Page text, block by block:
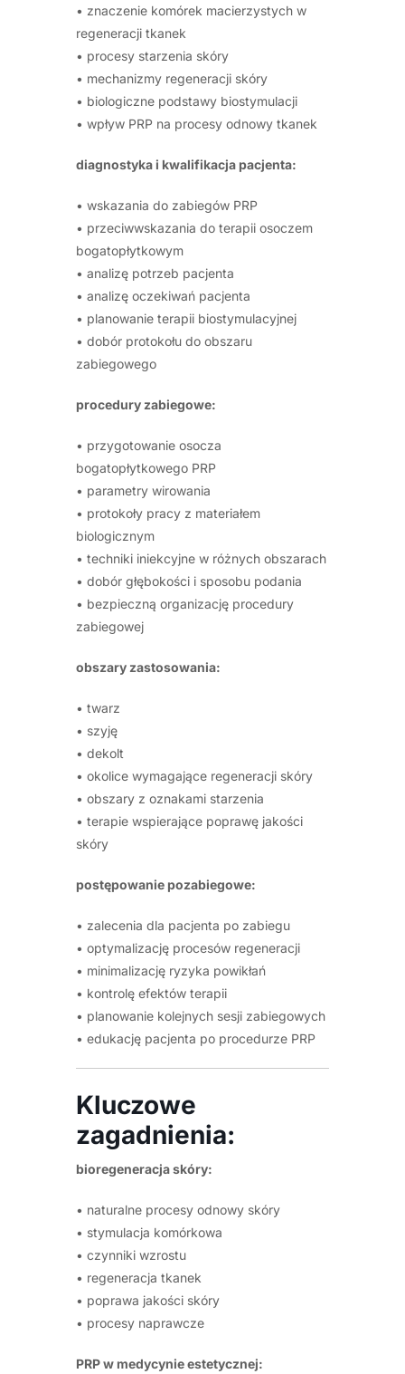
• znaczenie komórek macierzystych w
regeneracji tkanek
• procesy starzenia skóry
• mechanizmy regeneracji skóry
• biologiczne podstawy biostymulacji
• wpływ PRP na procesy odnowy tkanek
diagnostyka i kwalifikacja pacjenta:
• wskazania do zabiegów PRP
• przeciwwskazania do terapii osoczem
bogatopłytkowym
• analizę potrzeb pacjenta
• analizę oczekiwań pacjenta
• planowanie terapii biostymulacyjnej
• dobór protokołu do obszaru
zabiegowego
procedury zabiegowe:
• przygotowanie osocza
bogatopłytkowego PRP
• parametry wirowania
• protokoły pracy z materiałem
biologicznym
• techniki iniekcyjne w różnych obszarach
• dobór głębokości i sposobu podania
• bezpieczną organizację procedury
zabiegowej
obszary zastosowania:
• twarz
• szyję
• dekolt
• okolice wymagające regeneracji skóry
• obszary z oznakami starzenia
• terapie wspierające poprawę jakości
skóry
postępowanie pozabiegowe:
• zalecenia dla pacjenta po zabiegu
• optymalizację procesów regeneracji
• minimalizację ryzyka powikłań
• kontrolę efektów terapii
• planowanie kolejnych sesji zabiegowych
• edukację pacjenta po procedurze PRP
Kluczowe
zagadnienia:
bioregeneracja skóry:
• naturalne procesy odnowy skóry
• stymulacja komórkowa
• czynniki wzrostu
• regeneracja tkanek
• poprawa jakości skóry
• procesy naprawcze
PRP w medycynie estetycznej: